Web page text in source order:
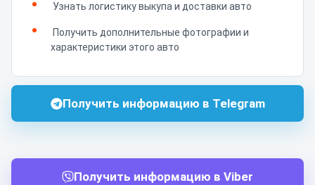
Узнать логистику выкупа и доставки авто
Получить дополнительные фотографии и
характеристики этого авто
Получить информацию в Telegram
Получить информацию в Viber